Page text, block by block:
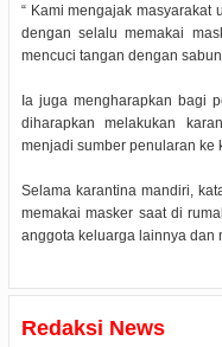
“ Kami mengajak masyarakat
dengan selalu memakai
mencuci tangan dengan
Ia juga mengharapkan bagi
diharapkan melakukan
menjadi sumber penularan ke
Selama karantina mandiri,
memakai masker saat di
anggota keluarga lainnya dan
Redaksi News